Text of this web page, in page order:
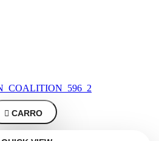
 CARRO